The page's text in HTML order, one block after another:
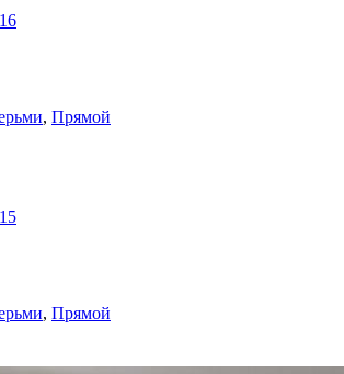
, Прямой
, Прямой